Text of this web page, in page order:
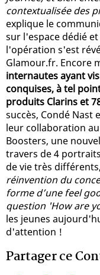
contextualisée des
explique le
sur l'espace dédié et
l'opération s'est
Glamour.fr. Encore
internautes ayant
conquises, à tel
produits Clarins et
succès, Condé Nast
leur collaboration
Boosters, une
travers de 4
de vie très
réinvention du
forme d’une feel
question 'How are
les jeunes
d'attention !
Partager ce